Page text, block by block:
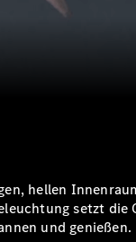
hellen
setzt
und genießen.